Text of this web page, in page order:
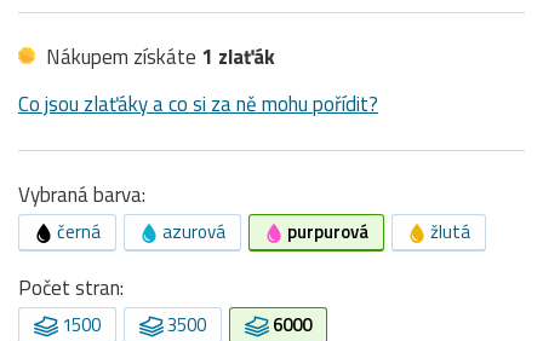
Nákupem získáte 1 zlaťák
Co jsou zlaťáky a co si za ně mohu pořídit?
Vybraná barva:
černá azurová purpurová žlutá
Počet stran:
1500 3500 6000